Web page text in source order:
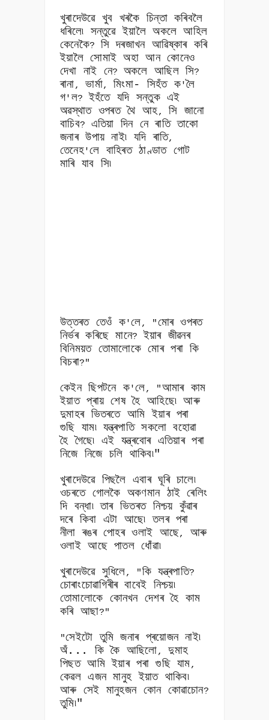
খুৰাদেউৱে খুব খৰকৈ চিন্তা কৰিবলৈ
ধৰিলে৷ সন্তুৱে ইয়ালৈ অকলে আহিল
কেনেকৈ? সি দৰজাখন আৱিষ্কাৰ কৰি
ইয়ালৈ সোমাই অহা আন কোনেও
দেখা নাই নে? অকলে আছিল সি?
ৰানা,ভাৰ্মা,মিংমা- সিহঁত ক'লৈ
গ' ল? ইহঁতে যদি সন্তুক এই
অৱস্থাত ওপৰত থৈ আহ,সি জানো
বাচিব? এতিয়া দিন নে ৰাতি তাকো
জনাৰ উপায় নাই৷ যদি ৰাতি,
তেনেহ'লে বাহিৰত ঠাণ্ডাত গোট
মাৰি যাব সি৷
উত্তৰত তেওঁ ক'লে, "মোৰ ওপৰত
নিৰ্ভৰ কৰিছে মানে? ইয়াৰ জীৱনৰ
বিনিময়ত তোমালোকে মোৰ পৰা কি
বিচৰা?"
কেইন ছিপটনে ক'লে, "আমাৰ কাম
ইয়াত প্ৰায় শেষ হৈ আহিছে৷ আৰু
দুমাহৰ ভিতৰতে আমি ইয়াৰ পৰা
গুছি যাম৷ যন্ত্ৰপাতি সকলো বহোৱা
হৈ গৈছে৷ এই যন্ত্ৰবোৰ এতিয়াৰ পৰা
নিজে নিজে চলি থাকিব৷"
খুৰাদেউৱে পিছলৈ এবাৰ ঘূৰি চালে৷
ওচৰতে গোলকৈ অকণমান ঠাই ৰেলিং
দি বন্ধা৷ তাৰ ভিতৰত নিশ্চয় কুঁৱাৰ
দৰে কিবা এটা আছে৷ তলৰ পৰা
নীলা ৰঙৰ পোহৰ ওলাই আছে, আৰু
ওলাই আছে পাতল ধোঁৱা৷
খুৰাদেউৱে সুধিলে, "কি যন্ত্ৰপাতি?
চোৰাংচোৱাগিৰীৰ বাবেই নিশ্চয়৷
তোমালোকে কোনখন দেশৰ হৈ কাম
কৰি আছা?"
"সেইটো তুমি জনাৰ প্ৰয়োজন নাই৷
অঁ... কি কৈ আছিলো,দুমাহ
পিছত আমি ইয়াৰ পৰা গুছি যাম,
কেৱল এজন মানুহ ইয়াত থাকিব৷
আৰু সেই মানুহজন কোন কোৱাচোন?
তুমি৷"